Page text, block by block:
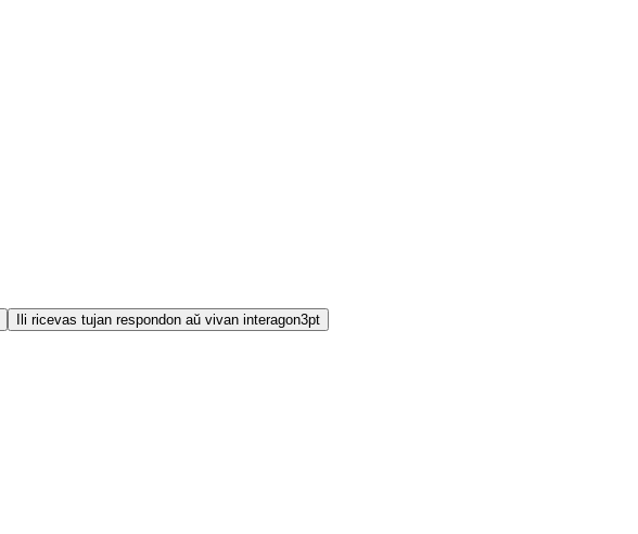
Ili ricevas tujan respondon aŭ vivan interagon3pt